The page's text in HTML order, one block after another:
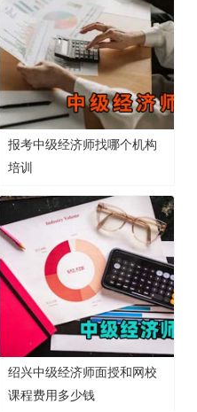
报考中级经济师找哪个机构
培训
绍兴中级经济师面授和网校
课程费用多少钱